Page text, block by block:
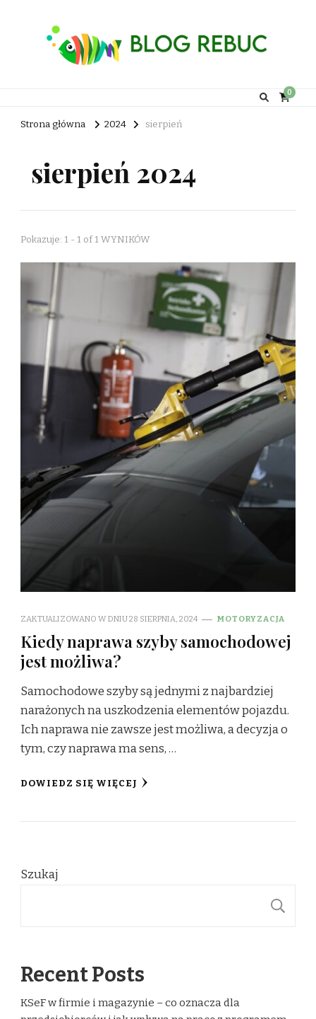
0
Strona główna 2024 sierpień
sierpień 2024
Pokazuje: 1 - 1 of 1 WYNIKÓW
ZAKTUALIZOWANO W DNIU28 SIERPNIA, 2024 MOTORYZACJA
Kiedy naprawa szyby samochodowej
jest możliwa?
Samochodowe szyby są jednymi z najbardziej
narażonych na uszkodzenia elementów pojazdu.
Ich naprawa nie zawsze jest możliwa, a decyzja o
tym, czy naprawa ma sens, …
DOWIEDZ SIĘ WIĘCEJ
Szukaj
Recent Posts
KSeF w firmie i magazynie – co oznacza dla